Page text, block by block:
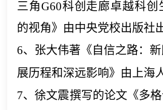
三角G60科创走廊卓越科
的视角》由中央党校出版社
6、张大伟著《自信之路：
展历程和深远影响》由上海
7、徐文震撰写的论文《多